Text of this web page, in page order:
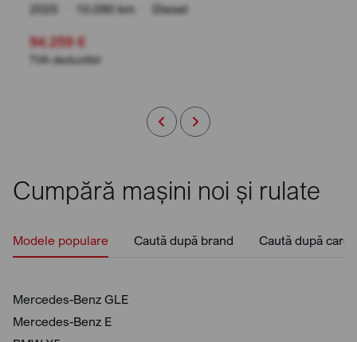
2025 10.090 km Diesel
94.259 €
TVA deductibil
Cumpără mașini noi și rulate
Modele populare Caută după brand Caută după
Mercedes-Benz GLE
Mercedes-Benz E